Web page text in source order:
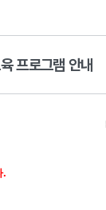
프로그램 안내
.